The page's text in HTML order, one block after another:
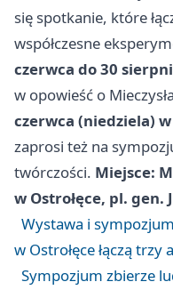
się spotkanie, które
współczesne
czerwca do 30
w opowieść o
czerwca (niedziela)
zaprosi też na
twórczości. Miejsce:
w Ostrołęce, pl. gen.
Wystawa i
w Ostrołęce łączą
Sympozjum zbierze